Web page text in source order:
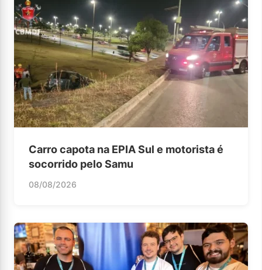
Carro capota na EPIA Sul e motorista é
socorrido pelo Samu
08/08/2026